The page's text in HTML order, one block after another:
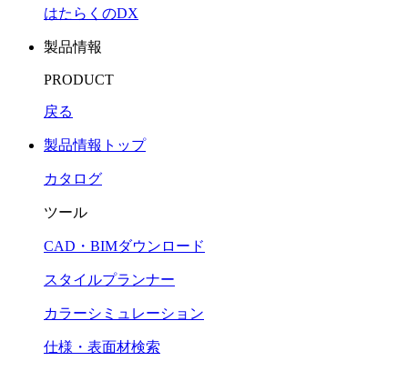
はたらくのDX
製品情報
PRODUCT
戻る
製品情報トップ
カタログ
ツール
CAD・BIMダウンロード
スタイルプランナー
カラーシミュレーション
仕様・表面材検索